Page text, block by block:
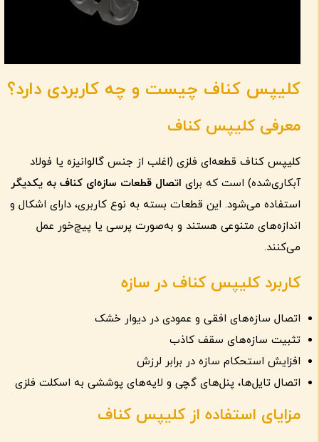
کلیپس کناف چیست و چه کاربردی دارد؟
معرفی کلیپس کناف
کلیپس کناف قطعه‌ای فلزی (اغلب از جنس گالوانیزه یا فولاد
آبکاری‌شده) است که برای اتصال قطعات سازه‌ای کناف به یکدیگر
استفاده می‌شود. این قطعات بسته به نوع کاربری، دارای اشکال و
اندازه‌های متنوعی هستند و به‌صورت پرسی یا پیچ‌خور عمل
می‌کنند.
کاربرد کلیپس کناف در سازه
اتصال سازه‌های افقی و عمودی در دیوار خشک
تثبیت سازه‌های سقف کاذب
افزایش استحکام سازه در برابر لرزش
اتصال تایل‌ها، پنل‌های گچی و لایه‌های پوششی به اسکلت فلزی
مزایای استفاده از کلیپس کناف